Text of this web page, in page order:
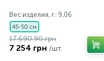
Вес изделия, г.: 9,06
45-50 см
17 690.90 грн
7 254 грн /шт.